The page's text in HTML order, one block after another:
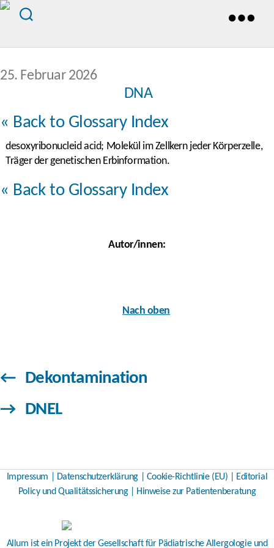
Veröffentlichungsdatum
25. Februar 2026
DNA
« Back to Glossary Index
desoxyribonucleid acid; Molekül im Zellkern jeder Körperzelle,
Träger der genetischen Erbinformation.
« Back to Glossary Index
Autor/innen:
Nach oben
← Dekontamination
→ DNEL
Impressum Datenschutzerklärung Cookie-Richtlinie (EU)
Editorial
Policy und Qualitätssicherung| Hinweise zur Patientenberatung
Allum ist ein Projekt derGesellschaft für Pädiatrische Allergologie und